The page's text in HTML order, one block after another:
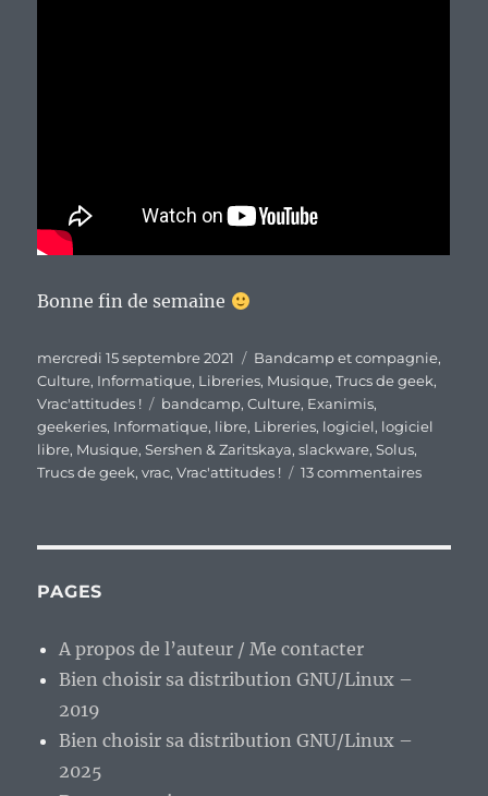
Bonne fin de semaine
Publié
le
mercredi 15 septembre 2021 Catégories
Bandcamp et compagnie,
Culture, Informatique, Libreries, Musique,Trucs de geek,
Vrac'attitudes !
Étiquettes
bandcamp,Culture, Exanimis,
geekeries, Informatique, libre, Libreries, logiciel, logiciel
libre, Musique,Sershen & Zaritskaya,slackware,Solus,
Trucs de geek,vrac,Vrac'attitudes ! 13 commentairessur
PAGES
A propos de l’auteur / Me contacter
Bien choisir sa distribution GNU/Linux –
2019
Bien choisir sa distribution GNU/Linux –
2025